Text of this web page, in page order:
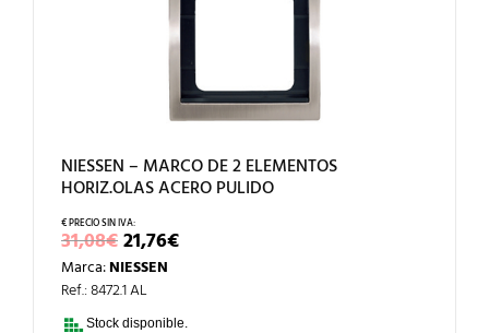
NIESSEN – MARCO DE 2 ELEMENTOS
HORIZ.OLAS ACERO PULIDO
31,08€EL
PRECIO
ORIGINAL
ERA:
31,08€.
21,76€EL
PRECIO
Marca:NIESSEN
Ref.: 8472.1 AL
Stock disponible.